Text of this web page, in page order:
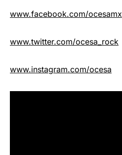
www.facebook.com/ocesamx
www.twitter.com/ocesa_rock
www.instagram.com/ocesa